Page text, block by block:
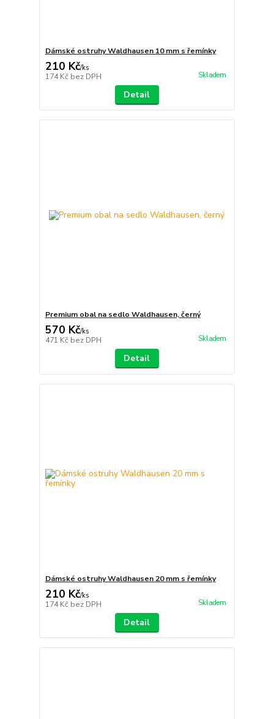
Dámské ostruhy Waldhausen 10 mm s řemínky
210 Kč/ks
174 Kč bez DPH Skladem
Detail
Premium obal na sedlo Waldhausen, černý
570 Kč/ks
471 Kč bez DPH Skladem
Detail
Dámské ostruhy Waldhausen 20 mm s řemínky
210 Kč/ks
174 Kč bez DPH Skladem
Detail